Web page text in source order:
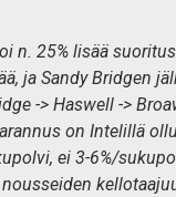
n. 25% lisää
ja Sandy Bridgen
-> Haswell ->
on Intelillä
ei 3-6%/